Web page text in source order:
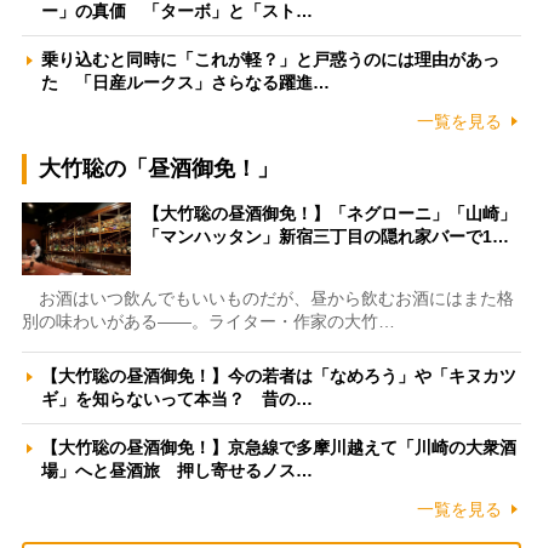
ー」の真価 「ターボ」と「スト…
乗り込むと同時に「これが軽？」と戸惑うのには理由があっ
た 「日産ルークス」さらなる躍進…
一覧を見る
大竹聡の「昼酒御免！」
【大竹聡の昼酒御免！】「ネグローニ」「山崎」
「マンハッタン」新宿三丁目の隠れ家バーで1…
お酒はいつ飲んでもいいものだが、昼から飲むお酒にはまた格
別の味わいがある――。ライター・作家の大竹…
【大竹聡の昼酒御免！】今の若者は「なめろう」や「キヌカツ
ギ」を知らないって本当？ 昔の…
【大竹聡の昼酒御免！】京急線で多摩川越えて「川崎の大衆酒
場」へと昼酒旅 押し寄せるノス…
一覧を見る